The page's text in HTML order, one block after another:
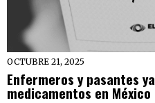
OCTUBRE 21, 2025
Enfermeros y pasantes
medicamentos en México